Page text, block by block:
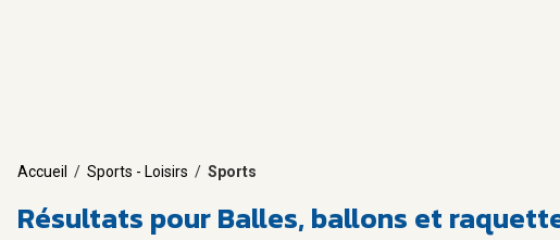
Accueil / Sports - Loisirs / Sports
Résultats pourBalles, ballons et